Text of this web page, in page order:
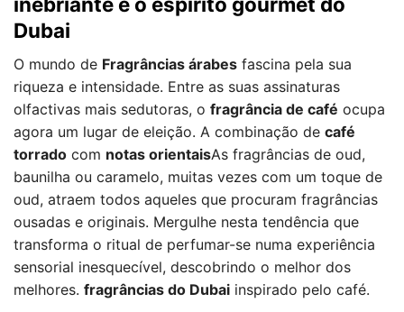
Dubai
O mundo de Fragrâncias árabes fascina pela sua
riqueza e intensidade. Entre as suas assinaturas
olfactivas mais sedutoras, o fragrância de café ocupa
agora um lugar de eleição. A combinação de café
torrado com notas orientaisAs fragrâncias de oud,
baunilha ou caramelo, muitas vezes com um toque de
oud, atraem todos aqueles que procuram fragrâncias
ousadas e originais. Mergulhe nesta tendência que
transforma o ritual de perfumar-se numa experiência
sensorial inesquecível, descobrindo o melhor dos
melhores. fragrâncias do Dubai inspirado pelo café.